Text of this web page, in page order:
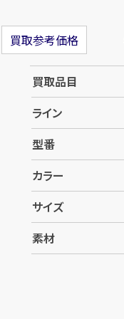
買取参考価格
買取品目
ライン
型番
カラー
サイズ
素材